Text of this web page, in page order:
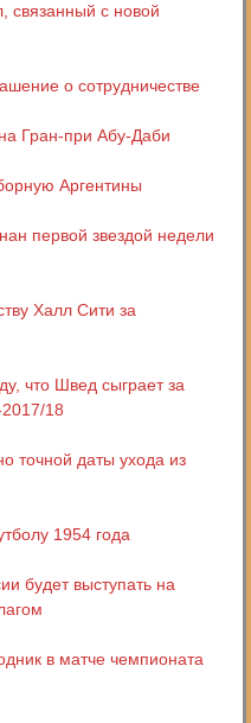
связанный с новой
о сотрудничестве
Гран-при Абу-Даби
Аргентины
первой звездой недели
Халл Сити за
что Швед сыграет за
18
точной даты ухода из
1954 года
будет выступать на
в матче чемпионата